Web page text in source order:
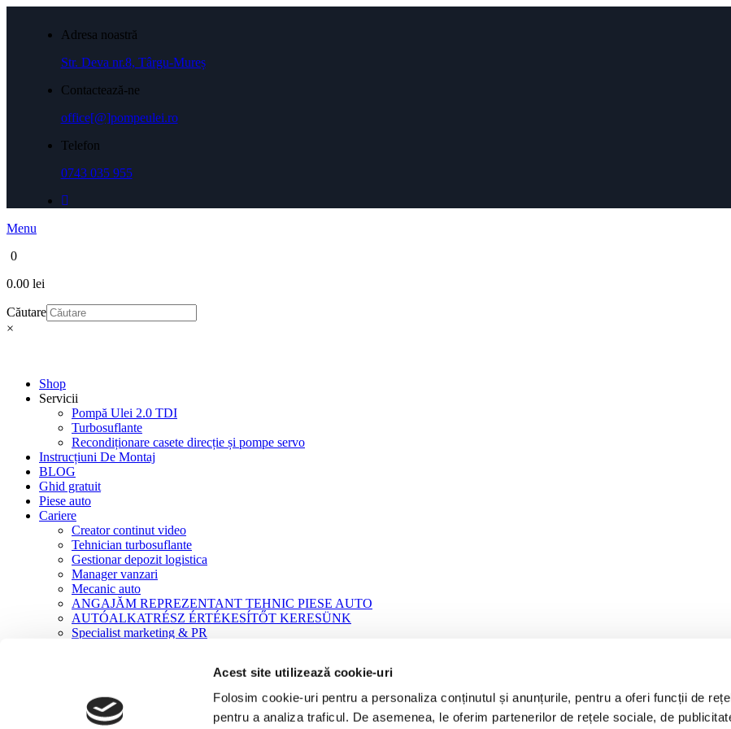
Acest site utilizează cookie-uri
Folosim cookie-uri pentru a personaliza conținutul și anunțurile, pentru a oferi funcții de
pentru a analiza traficul. De asemenea, le oferim partenerilor de rețele sociale, de
Adresa noastră
Str. Deva nr.8, Târgu-Mureș
Contactează-ne
office[@]pompeulei.ro
Telefon
0743 035 955
Menu
0
0.00 lei
Căutare
×
Shop
Servicii
Pompă Ulei 2.0 TDI
Turbosuflante
Recondiționare casete direcție și pompe servo
Instrucțiuni De Montaj
BLOG
Ghid gratuit
Piese auto
Cariere
Creator continut video
Tehnician turbosuflante
Gestionar depozit logistica
Manager vanzari
Mecanic auto
ANGAJĂM REPREZENTANT TEHNIC PIESE AUTO
AUTÓALKATRÉSZ ÉRTÉKESÍTŐT KERESÜNK
Specialist marketing & PR
Turbosuflante Reconditionate
Turbo CITROEN PEUGEOT 2.0 HDi 136 CP / 140 CP